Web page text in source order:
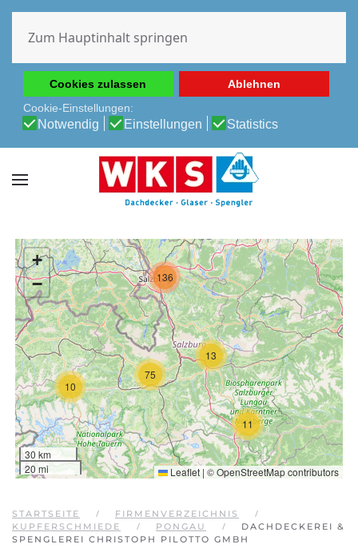
Erfahrung auf unserer Website zu ermöglichen.
Cookie-Richtlinie
Datenschutz-Bestimmungen
Cookies zulassen
Ablehnen
Cookie-Einstellungen:
Notwendig Einstellungen Statistics
Zum Hauptinhalt springen
10
11
13
75
136
+
−
30 km
20 mi
Leaflet | ©OpenStreetMapcontributors
STARTSEITE
FIRMENVERZEICHNIS
KUPFERSCHMIEDE
PONGAU
DACHDECKEREI &
SPENGLEREI CHRISTOPH PILOTTO GMBH